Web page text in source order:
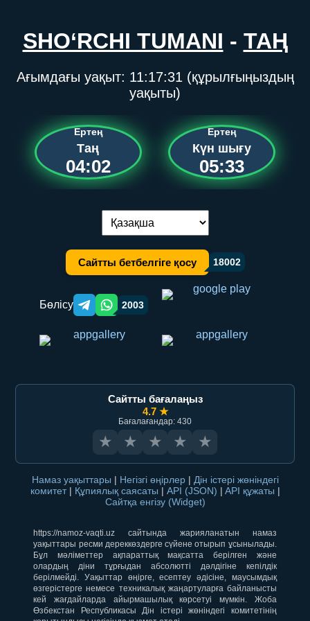
SHO‘RCHI TUMANI - ТАҢ
Ағымдағы уақыт: 11:17:31 (құрылғыңыздың
уақыты)
Ертең
Таң
04:02
Ертең
Күн шығу
05:33
Тілді ауыстыру:
Сайтты бетбелгіге қосу 18002
Бөлісу Telegram orqali ulashish
WhatsApp orqali ulashish
2003
Сайтты бағалаңыз
4.7 ★
Бағалағандар: 430
★ ★ ★ ★ ★
Намаз уақыттары | Негізгі өңірлер | Дін істері жөніндегі
комитет | Құпиялық саясаты | API (JSON) | API құжаты |
Сайтқа енгізу (Widget)
https://namoz-vaqti.uz сайтында жарияланатын намаз
уақыттары ресми дереккөздерге сүйене отырып ұсынылады.
Бұл мәліметтер ақпараттық мақсатта берілген және
олардың діни тұрғыдан абсолютті дәлдігіне кепілдік
берілмейді. Уақыттар өңірге, есептеу әдісіне, маусымдық
өзгерістерге немесе техникалық жаңартуларға байланысты
кей жағдайларда айырмашылық көрсетуі мүмкін. Жоба
Өзбекстан Республикасы Дін істері жөніндегі комитетінің